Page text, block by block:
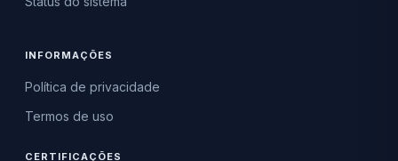
INFORMAÇÕES
Política de privacidade
Termos de uso
CERTIFICAÇÕES